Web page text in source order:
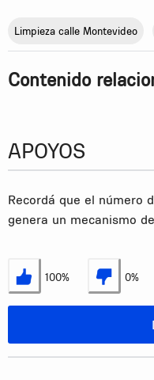
Limpieza calle Montevideo
Contenido
APOYOS
Recordá que el número
genera un mecanismo
Estoy de
100%
No
0%